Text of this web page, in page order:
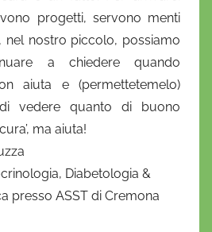
progetti, servono menti
nel nostro piccolo, possiamo
a chiedere quando
aiuta e (permettetemelo)
vedere quanto di buono
ma aiuta!
Diabetologia &
presso ASST di Cremona